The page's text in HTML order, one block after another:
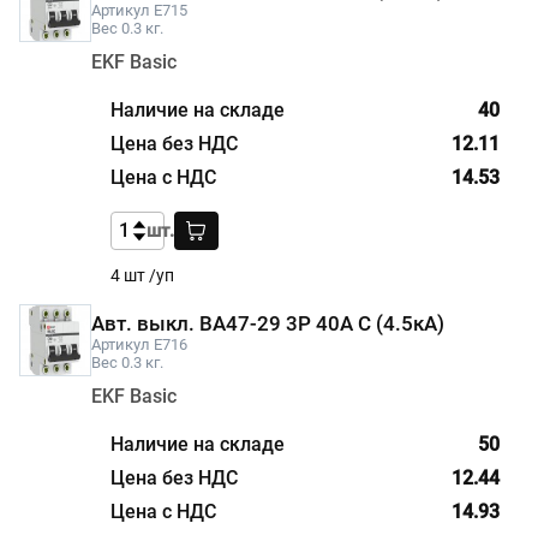
Артикул E715
Вес 0.3 кг.
EKF Basic
40
4 шт /уп
12.11
14.53
шт.
Авт. выкл. ВА47-29 3P 40А С (4.5кА)
Артикул E716
Вес 0.3 кг.
EKF Basic
50
12.44
14.93